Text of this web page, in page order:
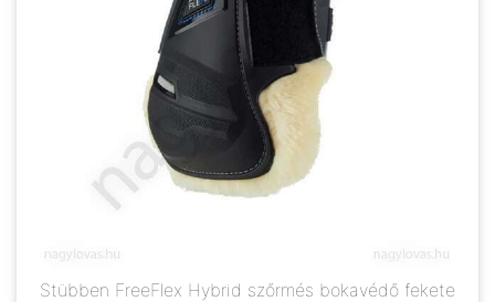
Stübben FreeFlex Hybrid szőrmés bokavédő fekete